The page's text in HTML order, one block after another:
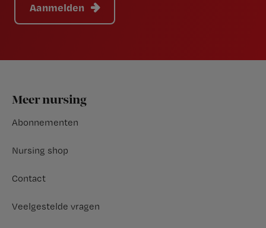
Aanmelden
Footer
Meer nursing
Abonnementen
Nursing shop
Contact
Veelgestelde vragen